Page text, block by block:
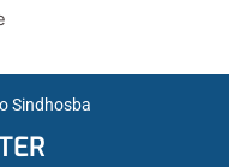
Sindhosba